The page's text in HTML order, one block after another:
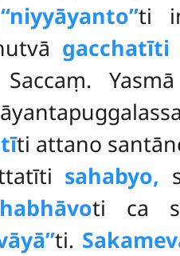
‘‘niyyāyanto’’ti
ti attano
sahabyo,
ti ca
ti.